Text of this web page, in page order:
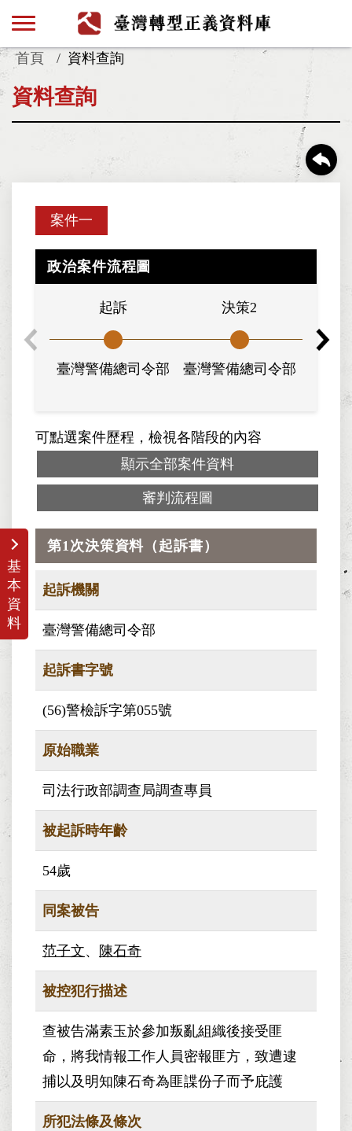
首頁 資料查詢
資料查詢
案件一
政治案件流程圖
起訴
臺灣警備總司令部
決策2
臺灣警備總司令部
可點選案件歷程，檢視各階段的內容
顯示全部案件資料
審判流程圖
基
本
資
料
第1次決策資料（起訴書）
起訴機關
臺灣警備總司令部
起訴書字號
(56)警檢訴字第055號
原始職業
司法行政部調查局調查專員
被起訴時年齡
54歲
同案被告
范子文、 陳石奇
被控犯行描述
查被告滿素玉於參加叛亂組織後接受匪
命，將我情報工作人員密報匪方，致遭逮
捕以及明知陳石奇為匪諜份子而予庇護
所犯法條及條次